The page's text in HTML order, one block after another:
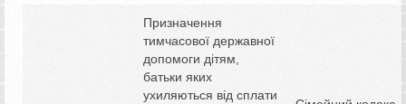
Призначення
тимчасової державної
допомоги дітям,
батьки яких
ухиляються від сплати